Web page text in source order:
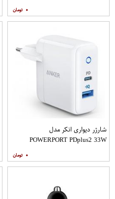
۰
شارژر دیواری انکر مدل
POWERPORT PDplus2 33W
۰